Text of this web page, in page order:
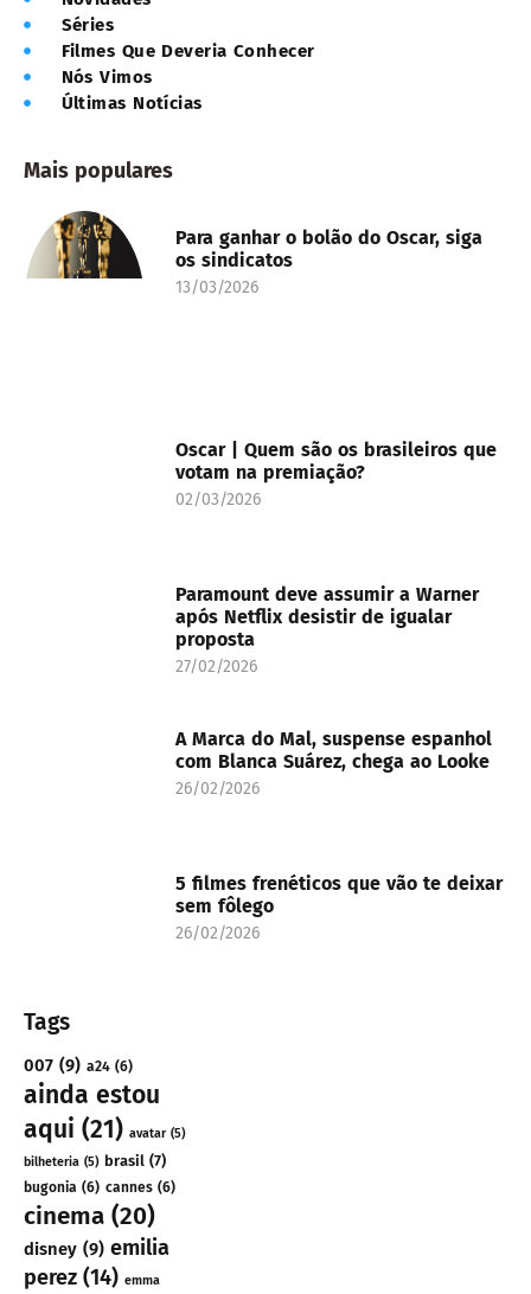
Séries
Filmes Que Deveria Conhecer
Nós Vimos
Últimas Notícias
Mais populares
Para ganhar o bolão do Oscar, siga
os sindicatos
13/03/2026
Oscar | Quem são os brasileiros que
votam na premiação?
02/03/2026
Paramount deve assumir a Warner
após Netflix desistir de igualar
proposta
27/02/2026
A Marca do Mal, suspense espanhol
com Blanca Suárez, chega ao Looke
26/02/2026
5 filmes frenéticos que vão te deixar
sem fôlego
26/02/2026
Tags
007 (9) a24 (6)
ainda estou
aqui (21) avatar(5)
bilheteria (5) brasil (7)
bugonia (6) cannes (6)
cinema (20)
disney (9) emilia
perez (14) emma